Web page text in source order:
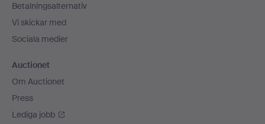
Betalningsalternativ
Vi skickar med
Sociala medier
Auctionet
Om Auctionet
Press
Lediga jobb